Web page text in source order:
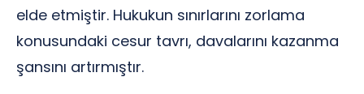
elde etmiştir. Hukukun sınırlarını zorlama
konusundaki cesur tavrı, davalarını kazanma
şansını artırmıştır.